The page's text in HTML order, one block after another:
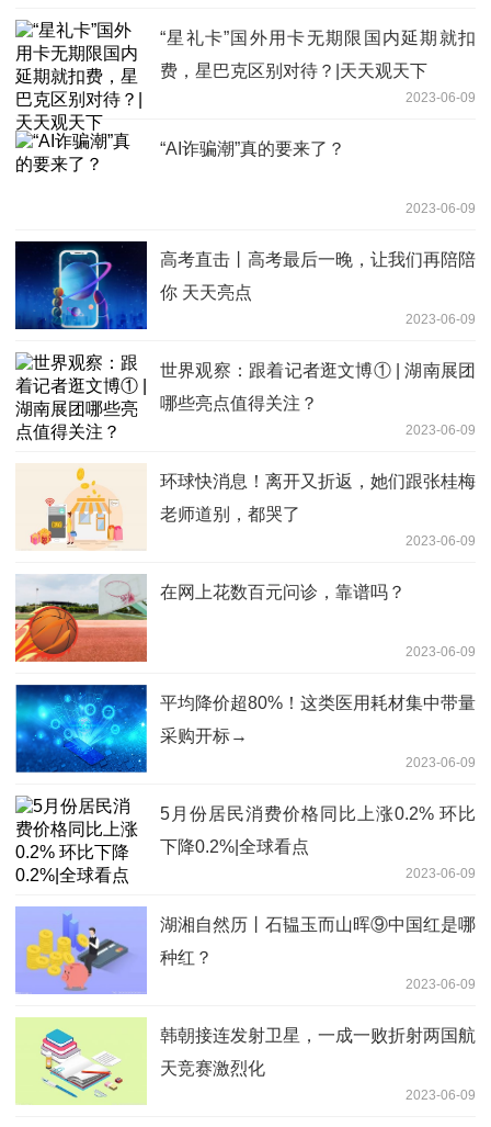
“星礼卡”国外用卡无期限国内延期就扣
费，星巴克区别对待？|天天观天下
2023-06-09
“AI诈骗潮”真的要来了？
2023-06-09
高考直击丨高考最后一晚，让我们再陪陪
你 天天亮点
2023-06-09
世界观察：跟着记者逛文博① | 湖南展团
哪些亮点值得关注？
2023-06-09
环球快消息！离开又折返，她们跟张桂梅
老师道别，都哭了
2023-06-09
在网上花数百元问诊，靠谱吗？
2023-06-09
平均降价超80%！这类医用耗材集中带量
采购开标→
2023-06-09
5月份居民消费价格同比上涨0.2% 环比
下降0.2%|全球看点
2023-06-09
湖湘自然历丨石韫玉而山晖⑨中国红是哪
种红？
2023-06-09
韩朝接连发射卫星，一成一败折射两国航
天竞赛激烈化
2023-06-09